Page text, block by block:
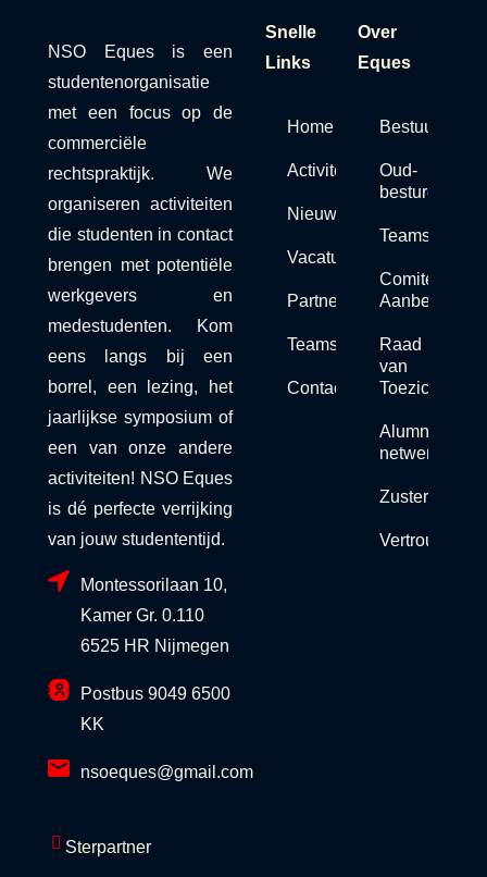
NSO Eques is een
studentenorganisatie
met een focus op de
commerciële
rechtspraktijk. We
organiseren activiteiten
die studenten in contact
brengen met potentiële
werkgevers en
medestudenten. Kom
eens langs bij een
borrel, een lezing, het
jaarlijkse symposium of
een van onze andere
activiteiten! NSO Eques
is dé perfecte verrijking
van jouw studententijd.
Montessorilaan 10,
Kamer Gr. 0.110
6525 HR Nijmegen
Postbus 9049 6500
KK
nsoeques@gmail.com
Snelle
Links
Home
Activiteiten
Nieuws
Vacaturebank
Partners
Teams
Contact
Over
Eques
Bestuur
Oud-
besturen
Teams
Comité van
Aanbeveling
Raad
van
Toezicht
Alumni
netwerk
Sterpartner